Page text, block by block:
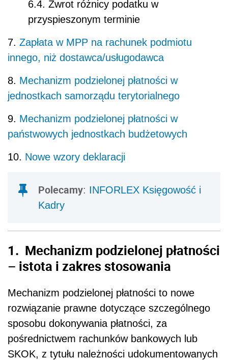
6.4. Zwrot różnicy podatku w
przyspieszonym terminie
7. Zapłata w MPP na rachunek podmiotu
innego, niż dostawca/usługodawca
8. Mechanizm podzielonej płatności w
jednostkach samorządu terytorialnego
9. Mechanizm podzielonej płatności w
państwowych jednostkach budżetowych
10. Nowe wzory deklaracji
Polecamy: INFORLEX Księgowość i
Kadry
1. Mechanizm podzielonej płatności
– istota i zakres stosowania
Mechanizm podzielonej płatności to nowe
rozwiązanie prawne dotyczące szczególnego
sposobu dokonywania płatności, za
pośrednictwem rachunków bankowych lub
SKOK, z tytułu należności udokumentowanych